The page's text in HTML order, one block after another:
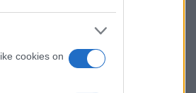
cookies on